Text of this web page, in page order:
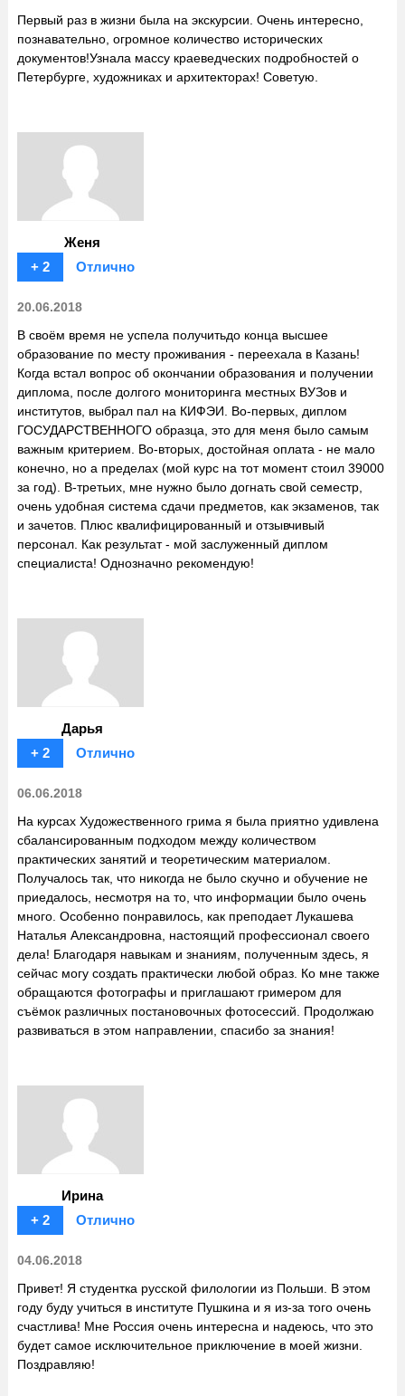
Первый раз в жизни была на экскурсии. Очень интересно,
познавательно, огромное количество исторических
документов!Узнала массу краеведческих подробностей о
Петербурге, художниках и архитекторах! Советую.
Женя
+ 2
Отлично
20.06.2018
В своём время не успела получитьдо конца высшее
образование по месту проживания - переехала в Казань!
Когда встал вопрос об окончании образования и получении
диплома, после долгого мониторинга местных ВУЗов и
институтов, выбрал пал на КИФЭИ. Во-первых, диплом
ГОСУДАРСТВЕННОГО образца, это для меня было самым
важным критерием. Во-вторых, достойная оплата - не мало
конечно, но а пределах (мой курс на тот момент стоил 39000
за год). В-третьих, мне нужно было догнать свой семестр,
очень удобная система сдачи предметов, как экзаменов, так
и зачетов. Плюс квалифицированный и отзывчивый
персонал. Как результат - мой заслуженный диплом
специалиста! Однозначно рекомендую!
Дарья
+ 2
Отлично
06.06.2018
На курсах Художественного грима я была приятно удивлена
сбалансированным подходом между количеством
практических занятий и теоретическим материалом.
Получалось так, что никогда не было скучно и обучение не
приедалось, несмотря на то, что информации было очень
много. Особенно понравилось, как преподает Лукашева
Наталья Александровна, настоящий профессионал своего
дела! Благодаря навыкам и знаниям, полученным здесь, я
сейчас могу создать практически любой образ. Ко мне также
обращаются фотографы и приглашают гримером для
съёмок различных постановочных фотосессий. Продолжаю
развиваться в этом направлении, спасибо за знания!
Ирина
+ 2
Отлично
04.06.2018
Привет! Я студентка русской филологии из Польши. В этом
году буду учиться в институте Пушкина и я из-за того очень
счастлива! Мне Россия очень интересна и надеюсь, что это
будет самое исключительное приключение в моей жизни.
Поздравляю!